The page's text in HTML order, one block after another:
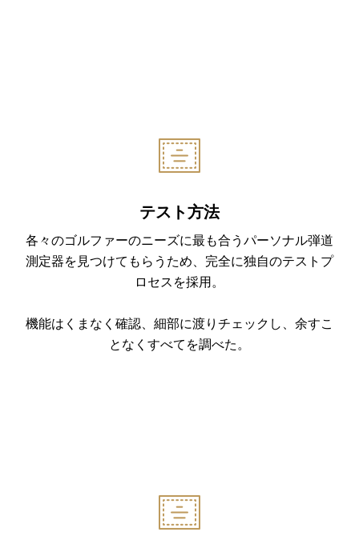
テスト方法
各々のゴルファーのニーズに最も合うパーソナル弾道
測定器を見つけてもらうため、完全に独自のテストプ
ロセスを採用。
機能はくまなく確認、細部に渡りチェックし、余すこ
となくすべてを調べた。